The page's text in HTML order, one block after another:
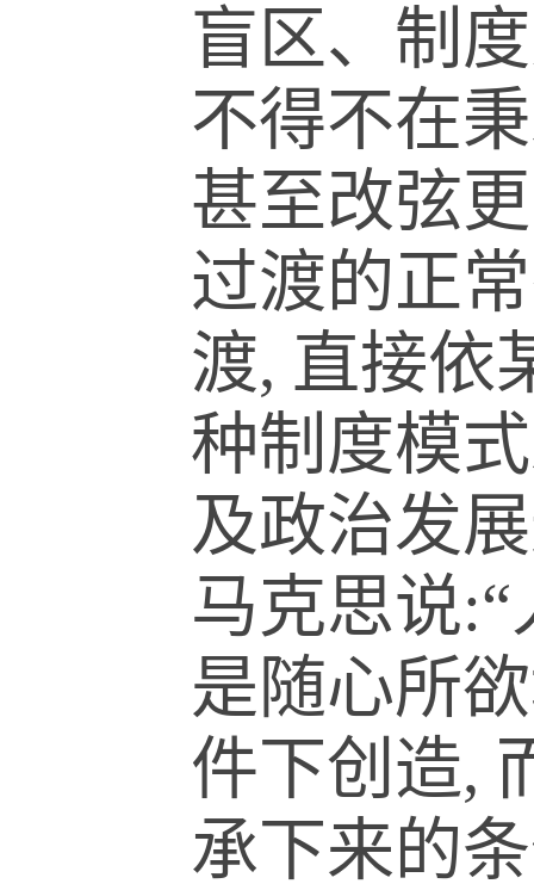
盲区、制
不得不在
甚至改弦
过渡的正
渡, 直接依
种制度模
及政治发
马克思说
是随心所
件下创造,
承下来的